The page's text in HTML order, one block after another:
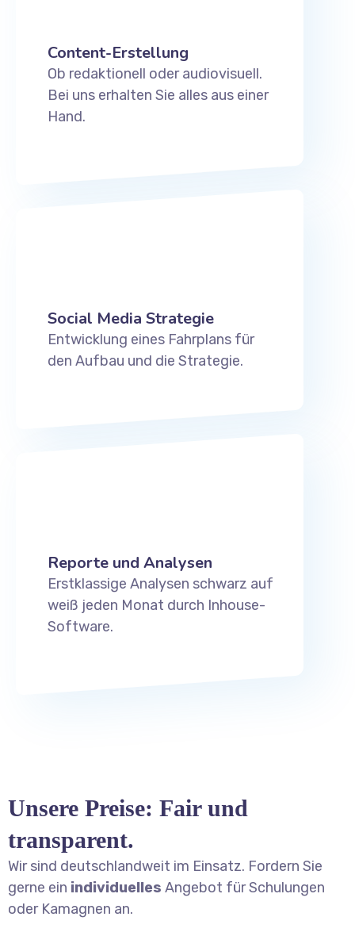
Content-Erstellung
Ob redaktionell oder audiovisuell.
Bei uns erhalten Sie alles aus einer
Hand.
Social Media Strategie
Entwicklung eines Fahrplans für
den Aufbau und die Strategie.
Reporte und Analysen
Erstklassige Analysen schwarz auf
weiß jeden Monat durch Inhouse-
Software.
Unsere Preise: Fair und
transparent.
Wir sind deutschlandweit im Einsatz. Fordern Sie
gerne ein individuelles Angebot für Schulungen
oder Kamagnen an.